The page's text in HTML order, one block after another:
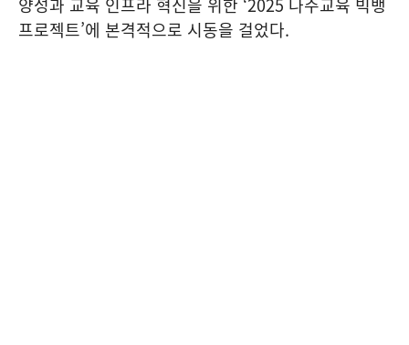
프로젝트’에 본격적으로 시동을 걸었다.